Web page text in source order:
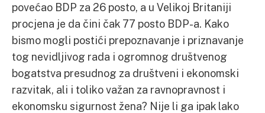
povećao BDP za 26 posto, a u Velikoj Britaniji
procjena je da čini čak 77 posto BDP-a. Kako
bismo mogli postići prepoznavanje i priznavanje
tog nevidljivog rada i ogromnog društvenog
bogatstva presudnog za društveni i ekonomski
razvitak, ali i toliko važan za ravnopravnost i
ekonomsku sigurnost žena? Nije li ga ipak lako